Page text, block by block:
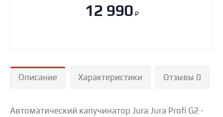
12 990 ₽
Описание Характеристики Отзывы 0
Автоматический капучинатор Jura Jura Profi G2 -